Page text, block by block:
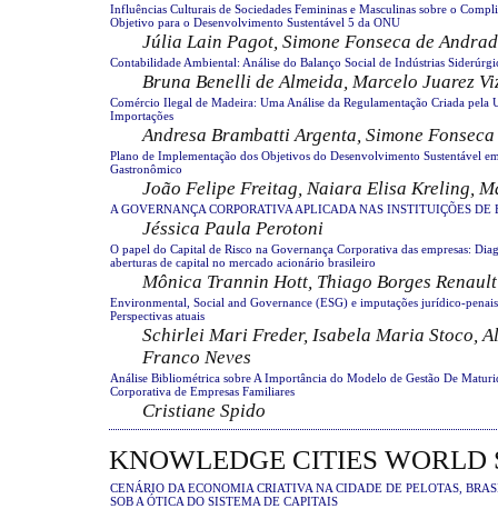
Influências Culturais de Sociedades Femininas e Masculinas sobre o
Objetivo para o Desenvolvimento Sustentável 5 da ONU
Júlia Lain Pagot, Simone Fonseca de
Contabilidade Ambiental: Análise do Balanço Social de Indústrias
Bruna Benelli de Almeida, Marcelo Juarez
Comércio Ilegal de Madeira: Uma Análise da Regulamentação Criada pela
Importações
Andresa Brambatti Argenta, Simone
Plano de Implementação dos Objetivos do Desenvolvimento Sustentável
Gastronômico
João Felipe Freitag, Naiara Elisa Kreling,
A GOVERNANÇA CORPORATIVA APLICADA NAS INSTITUIÇÕES DE
Jéssica Paula Perotoni
O papel do Capital de Risco na Governança Corporativa das empresas:
aberturas de capital no mercado acionário brasileiro
Mônica Trannin Hott, Thiago Borges Renault
Environmental, Social and Governance (ESG) e imputações jurídico-
Perspectivas atuais
Schirlei Mari Freder, Isabela Maria Stoco,
Franco Neves
Análise Bibliométrica sobre A Importância do Modelo de Gestão De
Corporativa de Empresas Familiares
Cristiane Spido
KNOWLEDGE CITIES WORLD
CENÁRIO DA ECONOMIA CRIATIVA NA CIDADE DE PELOTAS,
SOB A ÓTICA DO SISTEMA DE CAPITAIS